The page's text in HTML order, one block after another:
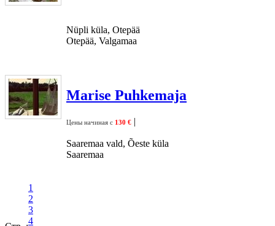
Nüpli küla, Otepää
Otepää, Valgamaa
Marise Puhkemaja
Цены начиная с 130 € |
Saaremaa vald, Õeste küla
Saaremaa
1
2
3
4